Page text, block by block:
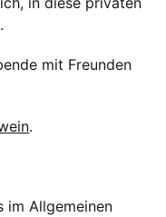
mit Freunden
.
im Allgemeinen